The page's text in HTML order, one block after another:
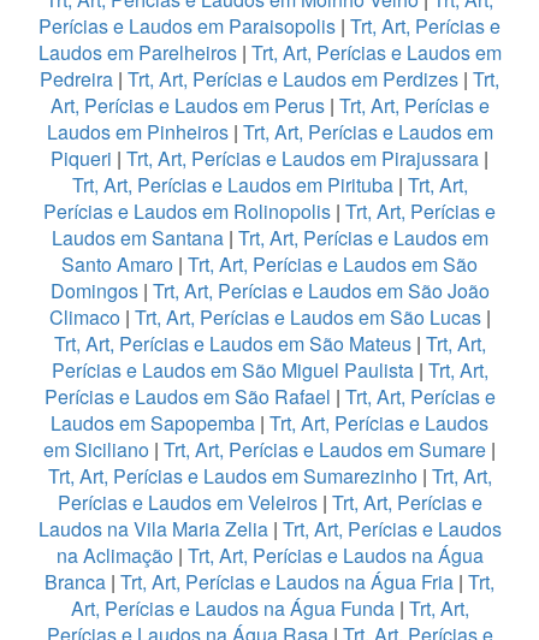
Perícias e Laudos em Paraisopolis | Trt, Art, Perícias e
Laudos em Parelheiros| Trt, Art, Perícias e Laudos em
Pedreira | Trt, Art, Perícias e Laudos em Perdizes | Trt,
Art, Perícias e Laudos em Perus| Trt, Art, Perícias e
Laudos em Pinheiros| Trt, Art, Perícias e Laudos em
Piqueri | Trt, Art, Perícias e Laudos em Pirajussara |
Trt, Art, Perícias e Laudos em Pirituba| Trt, Art,
Perícias e Laudos em Rolinopolis | Trt, Art, Perícias e
Laudos em Santana| Trt, Art, Perícias e Laudos em
Santo Amaro | Trt, Art, Perícias e Laudos em São
Domingos| Trt, Art, Perícias e Laudos em São João
Climaco| Trt, Art, Perícias e Laudos em São Lucas|
Trt, Art, Perícias e Laudos em São Mateus | Trt, Art,
Perícias e Laudos em São Miguel Paulista| Trt, Art,
Perícias e Laudos em São Rafael | Trt, Art, Perícias e
Laudos em Sapopemba | Trt, Art, Perícias e Laudos
em Siciliano | Trt, Art, Perícias e Laudos em Sumare |
Trt, Art, Perícias e Laudos em Sumarezinho| Trt, Art,
Perícias e Laudos em Veleiros| Trt, Art, Perícias e
Laudos na Vila Maria Zelia| Trt, Art, Perícias e Laudos
na Aclimação| Trt, Art, Perícias e Laudos na Água
Branca | Trt, Art, Perícias e Laudos na Água Fria | Trt,
Art, Perícias e Laudos na Água Funda| Trt, Art,